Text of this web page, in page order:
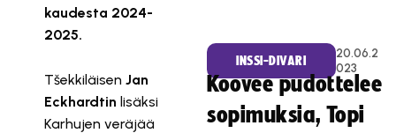
kaudesta 2024-
2025.
TšekkiläisenJan
Eckhardtin lisäksi
Karhujen veräjää
INSSI-DIVARI
20.06.2
023
Koovee pudottelee
sopimuksia, Topi